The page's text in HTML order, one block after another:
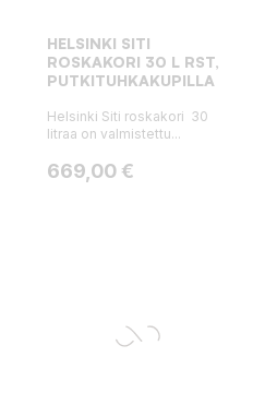
HELSINKI SITI
ROSKAKORI 30 L RST,
PUTKITUHKAKUPILLA
Helsinki Siti roskakori 30
litraa on valmistettu...
Hinta
669,00 €